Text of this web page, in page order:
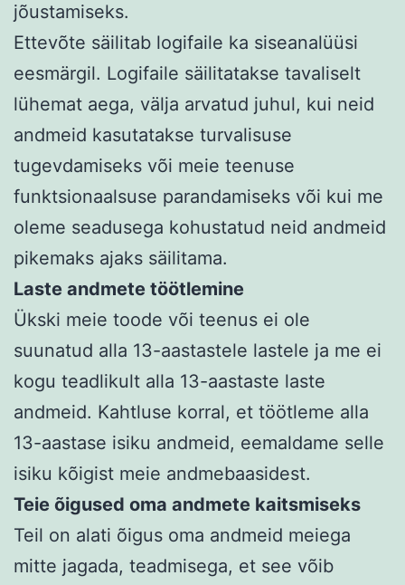
jõustamiseks.
Ettevõte säilitab logifaile ka siseanalüüsi
eesmärgil. Logifaile säilitatakse tavaliselt
lühemat aega, välja arvatud juhul, kui neid
andmeid kasutatakse turvalisuse
tugevdamiseks või meie teenuse
funktsionaalsuse parandamiseks või kui me
oleme seadusega kohustatud neid andmeid
pikemaks ajaks säilitama.
Laste andmete töötlemine
Ükski meie toode või teenus ei ole
suunatud alla 13-aastastele lastele ja me ei
kogu teadlikult alla 13-aastaste laste
andmeid. Kahtluse korral, et töötleme alla
13-aastase isiku andmeid, eemaldame selle
isiku kõigist meie andmebaasidest.
Teie õigused oma andmete kaitsmiseks
Teil on alati õigus oma andmeid meiega
mitte jagada, teadmisega, et see võib